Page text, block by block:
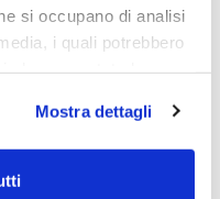
si occupano di analisi
i quali potrebbero
cliccando su Rifiuta
di cookie diversi da
Mostra dettagli
Access
software-based sul cloud
legacy. Crea una rete